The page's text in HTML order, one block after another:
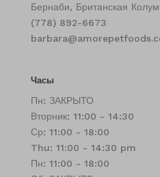
Бернаби, Британская
(778) 892-6673
Часы
Пн: ЗАКРЫТО
Вторник: 11:00 - 14:30
Ср: 11:00 - 18:00
Thu: 11:00 - 14:30 pm
Пн: 11:00 - 18:00